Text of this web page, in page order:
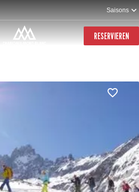
Saisons
RESERVIEREN